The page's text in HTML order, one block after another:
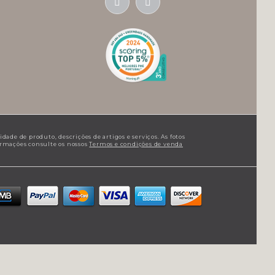
de produto, descrições de artigos e serviços. As fotos
consulte os nossosTermos e condições de venda